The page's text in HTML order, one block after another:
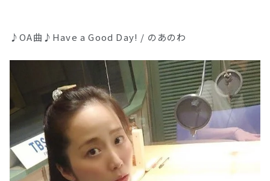
♪OA曲♪Have a Good Day! / のあのわ